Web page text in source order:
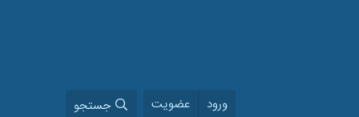
ورود عضویت جستجو